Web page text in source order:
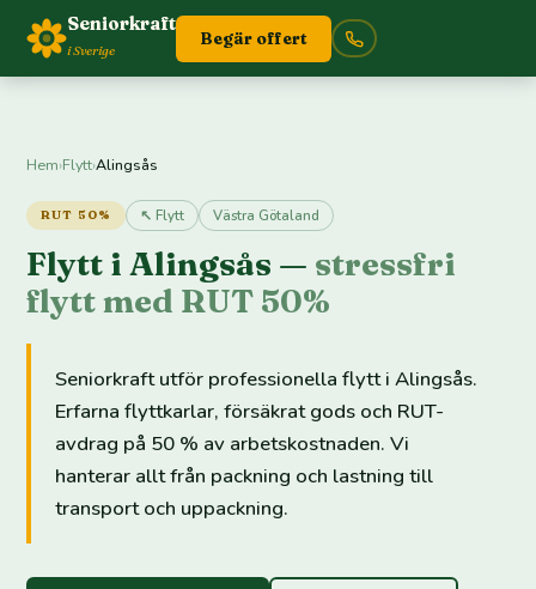
Seniorkraft
i Sverige
Begär offert
Hem›Flytt›Alingsås
RUT 50% ↖ Flytt Västra Götaland
Flytt i Alingsås — stressfri
flytt med RUT 50%
Seniorkraft utför professionella flytt i Alingsås.
Erfarna flyttkarlar, försäkrat gods och RUT-
avdrag på 50 % av arbetskostnaden. Vi
hanterar allt från packning och lastning till
transport och uppackning.